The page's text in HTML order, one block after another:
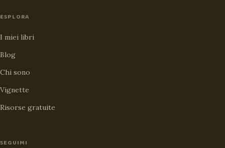
ESPLORA
I miei libri
Blog
Chi sono
Vignette
Risorse gratuite
SEGUIMI